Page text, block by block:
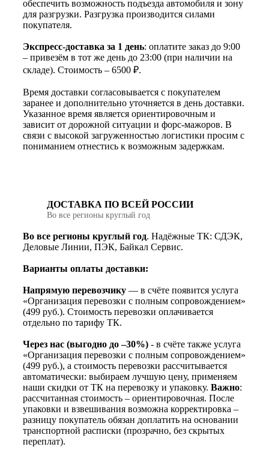
обеспечить возможность подъезда автомобиля и зону
для разгрузки. Разгрузка производится силами
покупателя.
Экспресс-доставка за 1 день: оплатите заказ до 9:00
– привезём в тот же день до 23:00 (при наличии на
складе). Стоимость – 6500 ₽.
Время доставки согласовывается с покупателем
заранее и дополнительно уточняется в день доставки.
Указанное время является ориентировочным и
зависит от дорожной ситуации и форс-мажоров. В
связи с высокой загруженностью логистики просим с
пониманием отнестись к возможным задержкам.
ДОСТАВКА ПО ВСЕЙ РОССИИ
Во все регионы круглый год
Во все регионы круглый год. Надёжные ТК: СДЭК,
Деловые Линии, ПЭК, Байкал Сервис.
Варианты оплаты доставки:
Напрямую перевозчику — в счёте появится услуга
«Организация перевозки с полным сопровождением»
(499 руб.). Стоимость перевозки оплачивается
отдельно по тарифу ТК.
Через нас (выгодно до –30%) - в счёте также услуга
«Организация перевозки с полным сопровождением»
(499 руб.), а стоимость перевозки рассчитывается
автоматически: выбираем лучшую цену, применяем
наши скидки от ТК на перевозку и упаковку. Важно:
рассчитанная стоимость – ориентировочная. После
упаковки и взвешивания возможна корректировка –
разницу покупатель обязан доплатить на основании
транспортной расписки (прозрачно, без скрытых
переплат).